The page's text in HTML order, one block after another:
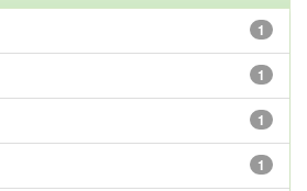
1
1
1
1